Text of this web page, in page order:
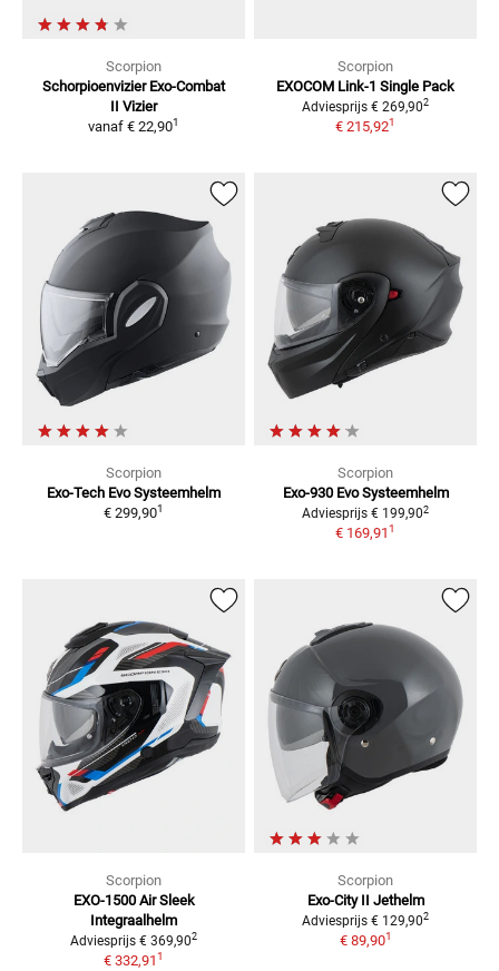
Scorpion
Schorpioenvizier Exo-Combat
II Vizier
vanaf € 22,901
Scorpion
EXOCOM Link-1 Single Pack
Adviesprijs € 269,902
€ 215,921
Scorpion
Exo-Tech Evo Systeemhelm
€ 299,901
Scorpion
Exo-930 Evo Systeemhelm
Adviesprijs € 199,902
€ 169,911
Scorpion
EXO-1500 Air Sleek
Integraalhelm
Adviesprijs € 369,902
€ 332,911
Scorpion
Exo-City II Jethelm
Adviesprijs € 129,902
€ 89,901